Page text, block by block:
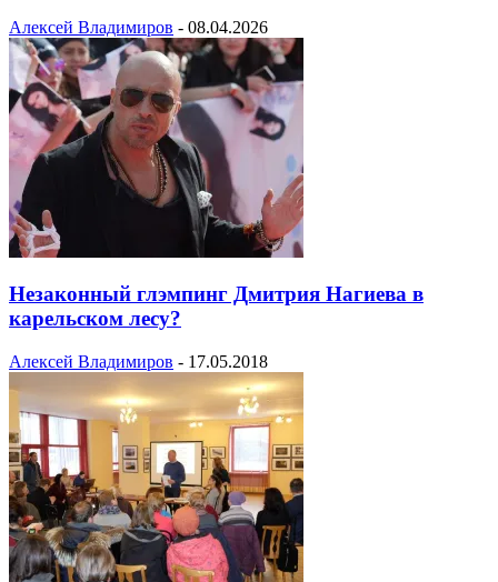
Алексей Владимиров - 08.04.2026
Незаконный глэмпинг Дмитрия Нагиева в
карельском лесу?
Алексей Владимиров - 17.05.2018